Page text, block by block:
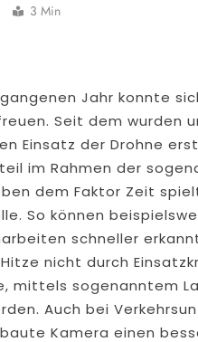
3 Min
Jahr konnte
Seit dem wurden
Einsatz der Drohne
im Rahmen der
dem Faktor Zeit
So können
schneller
nicht durch
mittels sogenanntem
Auch bei
Kamera einen